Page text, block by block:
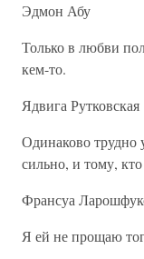
Эдмон Абу
Только в любви
кем-то.
Ядвига Рутковская
Одинаково трудно
сильно, и тому,
Франсуа
Я ей не прощаю